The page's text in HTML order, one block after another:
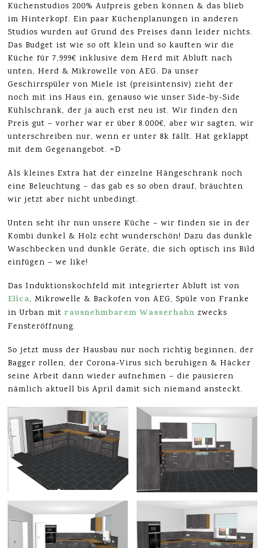
Küchenstudios 200% Aufpreis geben können & das blieb
im Hinterkopf. Ein paar Küchenplanungen in anderen
Studios wurden auf Grund des Preises dann leider nichts.
Das Budget ist wie so oft klein und so kauften wir die
Küche für 7,999€ inklusive dem Herd mit Abluft nach
unten, Herd & Mikrowelle von AEG. Da unser
Geschirrspüler von Miele ist (preisintensiv) zieht der
noch mit ins Haus ein, genauso wie unser Side-by-Side
Kühlschrank, der ja auch erst neu ist. Wir finden den
Preis gut – vorher war er über 8.000€, aber wir sagten, wir
unterschreiben nur, wenn er unter 8k fällt. Hat geklappt
mit dem Gegenangebot. =D
Als kleines Extra hat der einzelne Hängeschrank noch
eine Beleuchtung – das gab es so oben drauf, bräuchten
wir jetzt aber nicht unbedingt.
Unten seht ihr nun unsere Küche – wir finden sie in der
Kombi dunkel & Holz echt wunderschön! Dazu das dunkle
Waschbecken und dunkle Geräte, die sich optisch ins Bild
einfügen – we like!
Das Induktionskochfeld mit integrierter Abluft ist von
Elica, Mikrowelle & Backofen von AEG, Spüle von Franke
in Urban mitrausnehmbarem Wasserhahn zwecks
Fensteröffnung.
So jetzt muss der Hausbau nur noch richtig beginnen, der
Bagger rollen, der Corona-Virus sich beruhigen & Häcker
seine Arbeit dann wieder aufnehmen – die pausieren
nämlich aktuell bis April damit sich niemand ansteckt.